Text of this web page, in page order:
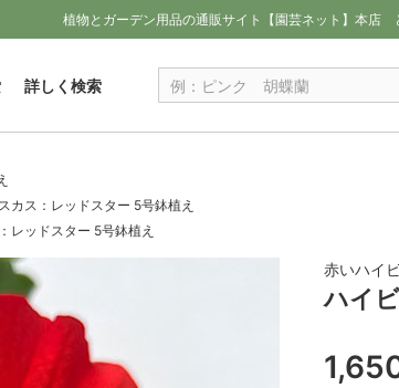
植物とガーデン用品の通販サイト【園芸ネット】本店
詳しく検索
カス：レッドスター 5号鉢植え
レッドスター 5号鉢植え
赤いハイ
ハイ